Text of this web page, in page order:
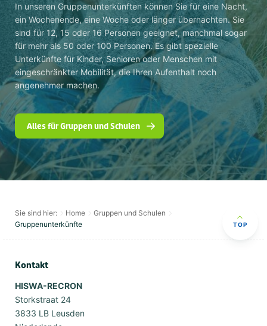
In unseren Gruppenunterkünften können Sie für eine Nacht,
ein Wochenende, eine Woche oder länger übernachten. Sie
sind für 12, 15 oder 16 Personen geeignet, manchmal sogar
für mehr als 50 oder 100 Personen. Es gibt spezielle
Unterkünfte für Kinder, Senioren oder Menschen mit
eingeschränkter Mobilität, die Ihren Aufenthalt noch
angenehmer machen.
Alles für Gruppen und Schulen
Sie sind hier: Home
Gruppen und Schulen
Gruppenunterkünfte
TOP
Kontakt
HISWA-RECRON
Storkstraat 24
3833 LB Leusden